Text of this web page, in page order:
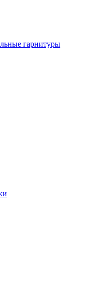
гарнитуры